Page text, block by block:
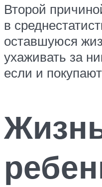
Второй
в
оставшуюся
ухаживать за
если и